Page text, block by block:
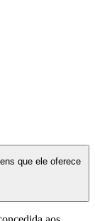
que ele oferece